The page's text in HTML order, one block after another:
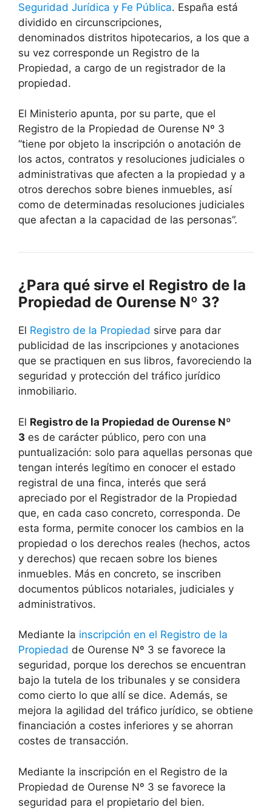
Seguridad Jurídica y Fe Pública. España está
dividido en circunscripciones,
denominados distritos hipotecarios, a los que a
su vez corresponde un Registro de la
Propiedad, a cargo de un registrador de la
propiedad.
El Ministerio apunta, por su parte, que el
Registro de la Propiedad de Ourense Nº 3
“tiene por objeto la inscripción o anotación de
los actos, contratos y resoluciones judiciales o
administrativas que afecten a la propiedad y a
otros derechos sobre bienes inmuebles, así
como de determinadas resoluciones judiciales
que afectan a la capacidad de las personas”.
¿Para qué sirve el Registro de la
Propiedad de Ourense Nº 3?
El Registro de la Propiedad sirve para dar
publicidad de las inscripciones y anotaciones
que se practiquen en sus libros, favoreciendo la
seguridad y protección del tráfico jurídico
inmobiliario.
El Registro de la Propiedad de Ourense Nº
3 es de carácter público, pero con una
puntualización: solo para aquellas personas que
tengan interés legítimo en conocer el estado
registral de una finca, interés que será
apreciado por el Registrador de la Propiedad
que, en cada caso concreto, corresponda. De
esta forma, permite conocer los cambios en la
propiedad o los derechos reales (hechos, actos
y derechos) que recaen sobre los bienes
inmuebles. Más en concreto, se inscriben
documentos públicos notariales, judiciales y
administrativos.
Mediante la inscripción en el Registro de la
Propiedad de Ourense Nº 3 se favorece la
seguridad, porque los derechos se encuentran
bajo la tutela de los tribunales y se considera
como cierto lo que allí se dice. Además, se
mejora la agilidad del tráfico jurídico, se obtiene
financiación a costes inferiores y se ahorran
costes de transacción.
Mediante la inscripción en el Registro de la
Propiedad de Ourense Nº 3 se favorece la
seguridad para el propietario del bien.